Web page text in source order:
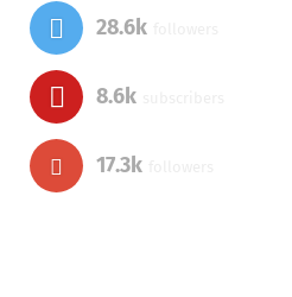
28.6k
8.6k
17.3k